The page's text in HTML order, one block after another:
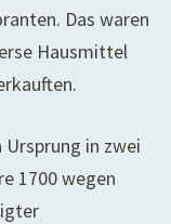
Das waren
Hausmittel
in zwei
1700 wegen